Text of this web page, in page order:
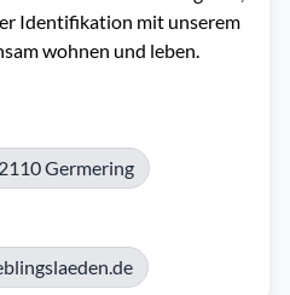
Identifikation mit unserem
wohnen und leben.
Germering